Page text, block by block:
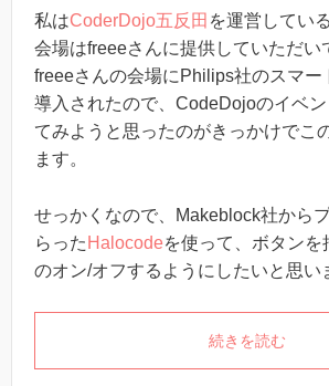
私はCoderDojo五反田 を運営してい
会場はfreeeさんに提供していただい
freeeさんの会場にPhilips社のスマー
導入されたので、CodeDojoのイベ
てみようと思ったのがきっかけでこ
ます。
せっかくなので、Makeblock社から
らった Halocodeを使って、ボタンを
のオン/オフするようにしたいと思い
続きを読む